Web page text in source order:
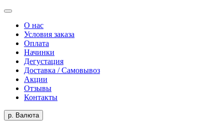
О нас
Условия заказа
Оплата
Начинки
Дегустация
Доставка / Самовывоз
Акции
Отзывы
Контакты
р. Валюта